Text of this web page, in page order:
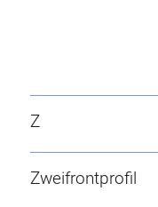
Z
Zweifrontprofil